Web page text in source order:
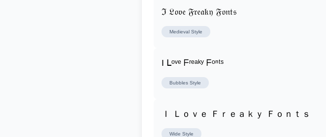
ℑ 𝔏𝔬𝔳𝔢 𝔉𝔯𝔢𝔞𝔨𝔶 𝔉𝔬𝔫𝔱𝔰
Medieval Style
I ᒪᵒᵛᵉ ᖴʳᵉᵃᵏʸ ᖴᵒⁿᵗˢ
Bubbles Style
Ｉ Ｌｏｖｅ Ｆｒｅａｋｙ Ｆｏｎｔｓ
Wide Style